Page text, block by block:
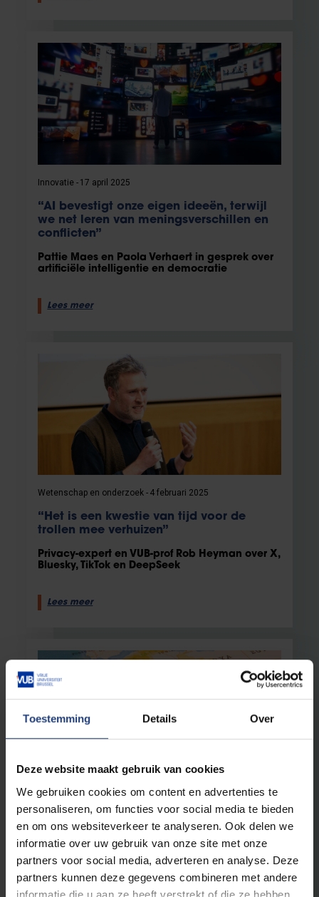
Toestemming Details Over
Deze website maakt gebruik van cookies
We gebruiken cookies om content en advertenties te
personaliseren, om functies voor social media te bieden
en om ons websiteverkeer te analyseren. Ook delen we
informatie over uw gebruik van onze site met onze
partners voor social media, adverteren en analyse. Deze
partners kunnen deze gegevens combineren met andere
informatie die u aan ze heeft verstrekt of die ze hebben
Innovatie 17 april 2025
“AI bevestigt onze eigen ideeën, terwijl
we net leren van meningsverschillen en
conflicten”
Pattie Maes en Paola Verhaert in gesprek over
artificiële intelligentie en democratie
Lees meer
Wetenschap en onderzoek 4 februari 2025
“Het is een kwestie van tijd voor de
trollen mee verhuizen”
Privacy-expert en VUB-prof Rob Heyman over X,
Bluesky, TikTok en DeepSeek
Lees meer
Partners & netwerken 26 maart 2024
"We hebben ook elk jaar studenten die
door het bedrijf waarvoor ze research
doen, worden aangenomen.”
VUB-handelsmissie Ivoorkust